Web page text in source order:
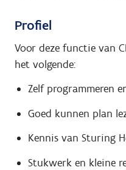
Profiel
Voor deze functie van
het volgende:
Zelf programmeren
Goed kunnen plan
Kennis van Sturing
Stukwerk en kleine